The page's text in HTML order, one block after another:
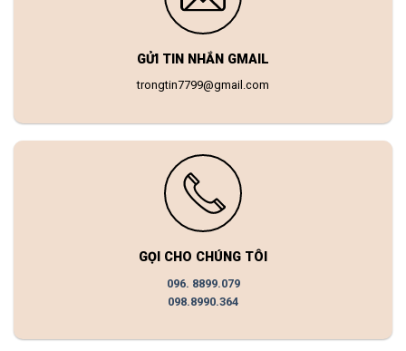
GỬI TIN NHẮN GMAIL
trongtin7799@gmail.com
GỌI CHO CHÚNG TÔI
096. 8899.079
098.8990.364